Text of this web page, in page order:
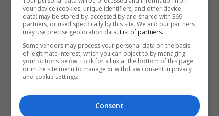
your device (cookies, unique identifiers, and other device
data) may be stored by, accessed by and shared with 369
partners, or used specifically by this site. We and our partners
may use precise geolocation data. List of partners.
Some vendors may process your personal data on the basis
of legitimate interest, which you can object to by managing
your options below. Look for a link at the bottom of this page
or in the site menu to manage or withdraw consent in privacy
and cookie settings.
Consent